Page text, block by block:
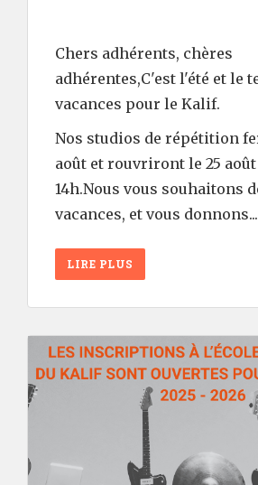
Chers adhérents, chères
adhérentes,C'est l'été et le
vacances pour le Kalif.
Nos studios de répétition
août et rouvriront le 25
14h.Nous vous souhaitons
vacances, et vous donnons...
LIRE PLUS